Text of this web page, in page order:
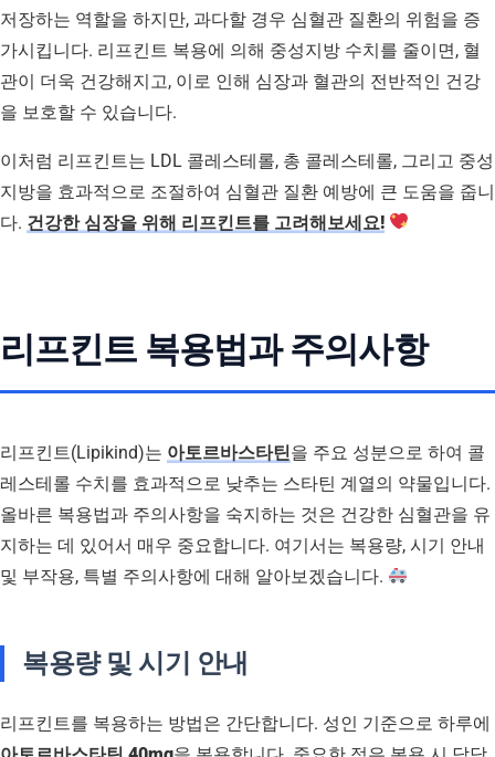
저장하는 역할을 하지만, 과다할 경우 심혈관 질환의 위험을 증
가시킵니다. 리프킨트 복용에 의해 중성지방 수치를 줄이면, 혈
관이 더욱 건강해지고, 이로 인해 심장과 혈관의 전반적인 건강
을 보호할 수 있습니다.
이처럼 리프킨트는 LDL 콜레스테롤, 총 콜레스테롤, 그리고 중성
지방을 효과적으로 조절하여 심혈관 질환 예방에 큰 도움을 줍니
다. 건강한 심장을 위해 리프킨트를 고려해보세요!
리프킨트 복용법과 주의사항
리프킨트(Lipikind)는 아토르바스타틴을 주요 성분으로 하여 콜
레스테롤 수치를 효과적으로 낮추는 스타틴 계열의 약물입니다.
올바른 복용법과 주의사항을 숙지하는 것은 건강한 심혈관을 유
지하는 데 있어서 매우 중요합니다. 여기서는 복용량, 시기 안내
및 부작용, 특별 주의사항에 대해 알아보겠습니다.
복용량 및 시기 안내
리프킨트를 복용하는 방법은 간단합니다. 성인 기준으로 하루에